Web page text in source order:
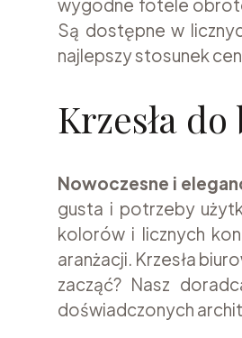
Są dostępne w
najlepszy stosunek
Krzesła
Nowoczesne i
gusta i potrzeby
kolorów i licznych
aranżacji. Krzesła
zacząć? Nasz
doświadczonych